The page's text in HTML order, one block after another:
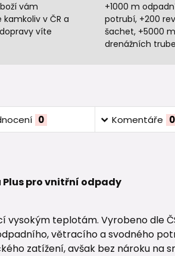
vám
v ČR a
víte
+1000 m
potrubí, +200
šachet, +5000 m
drenážních
0 Komentáře 0
Plus pro vnitřní odpady
teplotám. Vyrobeno dle
větracího a svodného
zatížení, avšak bez nároku na